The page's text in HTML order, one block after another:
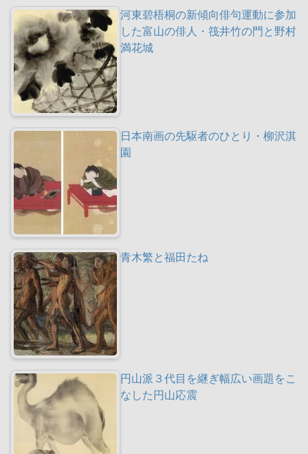
河東碧梧桐の新傾向俳句運動に参加
した富山の俳人・筏井竹の門と野村
満花城
日本南画の先駆者のひとり・柳沢淇
園
青木繁と福田たね
円山派３代目を継ぎ幅広い画題をこ
なした円山応震